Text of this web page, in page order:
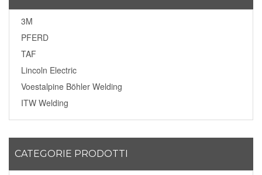
3M
PFERD
TAF
Lincoln Electric
Voestalpine Böhler Welding
ITW Welding
CATEGORIE PRODOTTI